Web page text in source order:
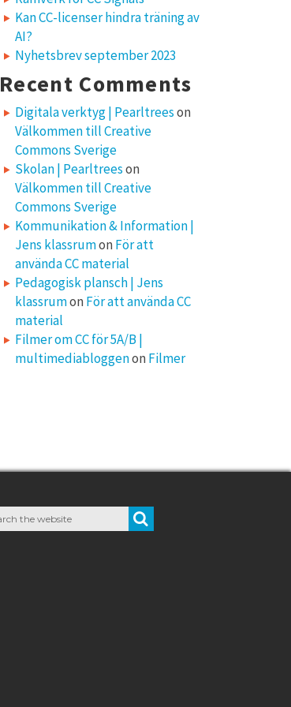
Kan CC-licenser hindra träning av
AI?
Nyhetsbrev september 2023
Recent Comments
Digitala verktyg | Pearltreeson
Välkommen till Creative
Commons Sverige
Skolan | Pearltreeson
Välkommen till Creative
Commons Sverige
Kommunikation & Information |
Jens klassrumon För att
använda CC material
Pedagogisk plansch | Jens
klassrumon För att använda CC
material
Filmer om CC för 5A/B |
multimediabloggenon Filmer